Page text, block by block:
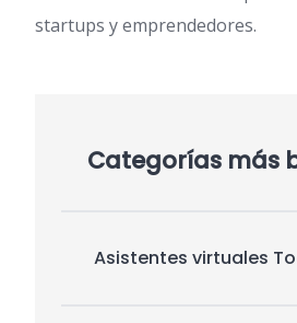
p
startups y emprendedores.
Categorías más
Asistentes virtuales